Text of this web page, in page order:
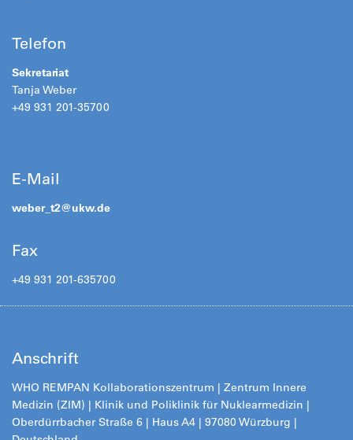
Telefon
Sekretariat
Tanja Weber
+49 931 201-35700
E-Mail
weber_t2@ukw.de
Fax
+49 931 201-635700
Anschrift
WHO REMPAN Kollaborationszentrum | Zentrum Innere
Medizin (ZIM) | Klinik und Poliklinik für Nuklearmedizin |
Oberdürrbacher Straße 6 | Haus A4 | 97080 Würzburg |